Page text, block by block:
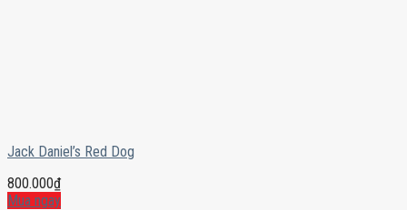
Jack Daniel’s Red Dog
800.000₫
Mua ngay